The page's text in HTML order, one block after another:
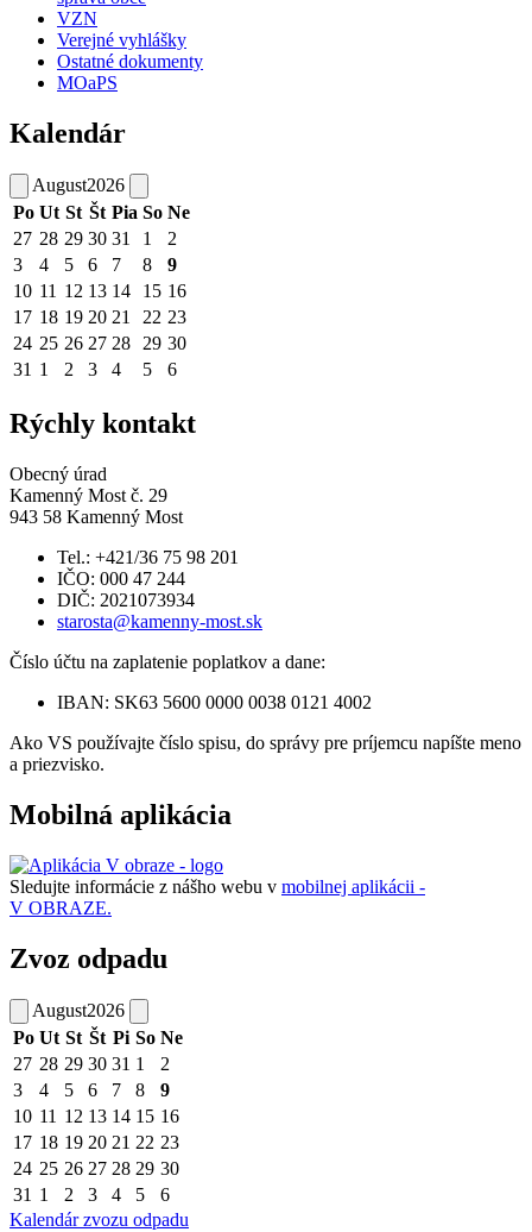
VZN
Verejné vyhlášky
Ostatné dokumenty
MOaPS
Kalendár
August2026
Po Ut St Št Pia So Ne
27 28 29 30 31 1
2
3
4 5 6 7 8
9
10 11 12 13 14 15 16
17 18 19 20 21 22 23
24 25 26 27 28 29 30
31 1 2 3 4 5 6
Rýchly kontakt
Obecný úrad
Kamenný Most č. 29
943 58 Kamenný Most
Tel.: +421/36 75 98 201
IČO: 000 47 244
DIČ: 2021073934
starosta@kamenny-most.sk
Číslo účtu na zaplatenie poplatkov a dane:
IBAN: SK63 5600 0000 0038 0121 4002
Ako VS používajte číslo spisu, do správy pre príjemcu napíšte meno
a priezvisko.
Mobilná aplikácia
Sledujte informácie z nášho webu v mobilnej aplikácii -
V OBRAZE.
Zvoz odpadu
August2026
Po Ut St Št Pi So Ne
27 28 29 30 31 1
2
3
4 5 6 7 8
9
10 11 12 13 14 15 16
17 18 19 20 21 22 23
24 25 26 27 28 29 30
31 1 2 3 4 5
6
Kalendár zvozu odpadu